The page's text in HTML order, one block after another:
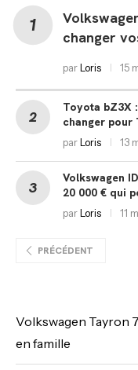
changer
parLoris 15
Toyota bZ3X
changer pour
parLoris 13
Volkswagen
20 000 € qui
parLoris 11
PRÉCÉDENT
Volkswagen Tayron
en famille